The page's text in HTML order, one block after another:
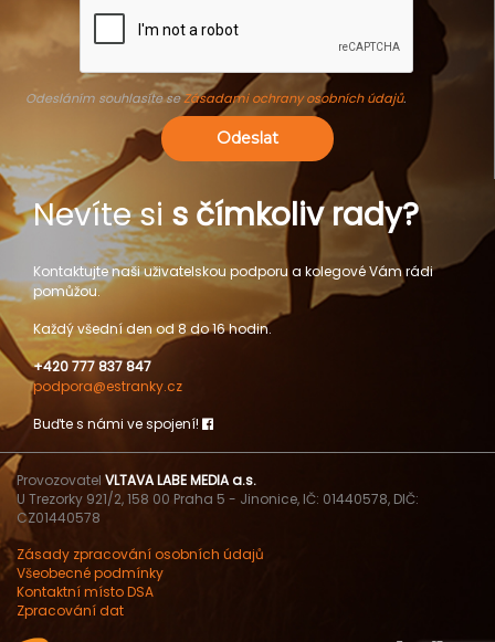
Odesláním souhlasíte seZásadami ochrany osobních údajů.
Odeslat
Nevíte si s čímkoliv rady?
Kontaktujte naši uživatelskou podporu a kolegové Vám rádi
pomůžou.
Každý všední den od 8 do 16 hodin.
+420 777 837 847
podpora@estranky.cz
Buďte s námi ve spojení!
Provozovatel VLTAVA LABE MEDIA a.s.
U Trezorky 921/2, 158 00 Praha 5 - Jinonice, IČ: 01440578, DIČ:
CZ01440578
Zásady zpracování osobních údajů
Všeobecné podmínky
Kontaktní místo DSA
Zpracování dat